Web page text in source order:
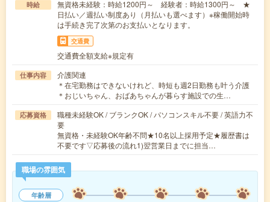
時給
無資格未経験：時給1200円～ 経験者：時給1300円～ ★
日払い／週払い制度あり（月払いも選べます）※稼働開始時
は手続き完了次第のお支払いとなります。
交通費
交通費全額支給※規定有
仕事内容
介護関連
＊在宅勤務はできないけれど、時短も週2日勤務も叶う介護
＊おじいちゃん、おばあちゃんが暮らす施設での生…
応募資格
職種未経験OK / ブランクOK / パソコンスキル不要 / 英語力不
要
無資格・未経験OK年齢不問★10名以上採用予定★履歴書は
不要です▽応募後の流れ1)翌営業日までに担当…
職場の雰囲気
年齢層